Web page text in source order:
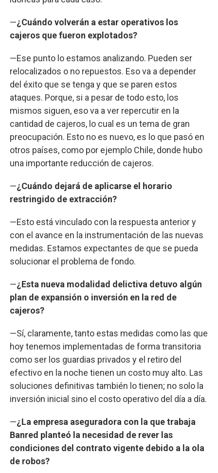
—¿Cuándo volverán a estar operativos los
cajeros que fueron explotados?
—Ese punto lo estamos analizando. Pueden ser
relocalizados o no repuestos. Eso va a depender
del éxito que se tenga y que se paren estos
ataques. Porque, si a pesar de todo esto, los
mismos siguen, eso va a ver repercutir en la
cantidad de cajeros, lo cual es un tema de gran
preocupación. Esto no es nuevo, es lo que pasó en
otros países, como por ejemplo Chile, donde hubo
una importante reducción de cajeros.
—¿Cuándo dejará de aplicarse el horario
restringido de extracción?
—Esto está vinculado con la respuesta anterior y
con el avance en la instrumentación de las nuevas
medidas. Estamos expectantes de que se pueda
solucionar el problema de fondo.
—¿Esta nueva modalidad delictiva detuvo algún
plan de expansión o inversión en la red de
cajeros?
—Sí, claramente, tanto estas medidas como las que
hoy tenemos implementadas de forma transitoria
como ser los guardias privados y el retiro del
efectivo en la noche tienen un costo muy alto. Las
soluciones definitivas también lo tienen; no solo la
inversión inicial sino el costo operativo del día a día.
—¿La empresa aseguradora con la que trabaja
Banred planteó la necesidad de rever las
condiciones del contrato vigente debido a la ola
de robos?